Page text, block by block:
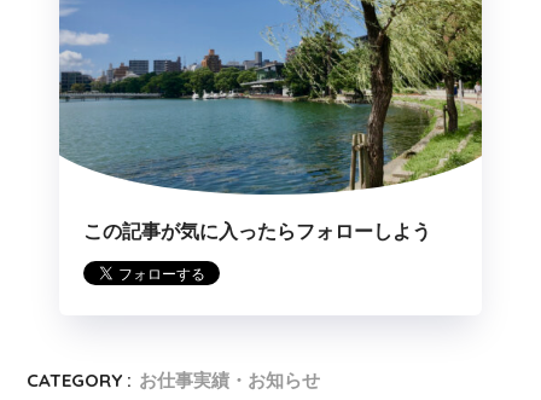
この記事が気に入ったらフォローしよう
CATEGORY : お仕事実績・お知らせ